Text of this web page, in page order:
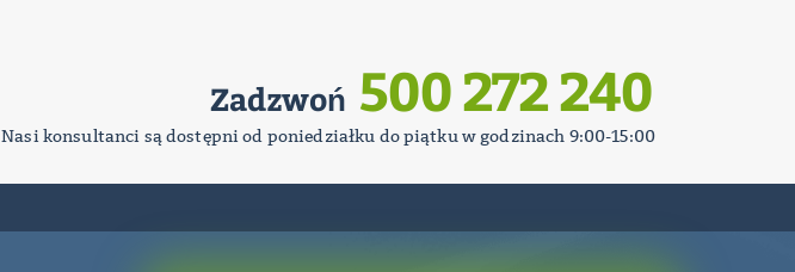
Zadzwoń 500 272 240
Nasi konsultanci są dostępni od poniedziałku do piątku w godzinach 9:00-15:00